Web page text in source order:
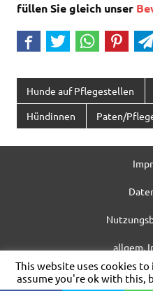
füllen Sie gleich unser
Hunde auf Pflegestellen
Hündinnen Paten/
allgem.
WordPress-Theme:
This website uses cookies
assume you're ok with this,